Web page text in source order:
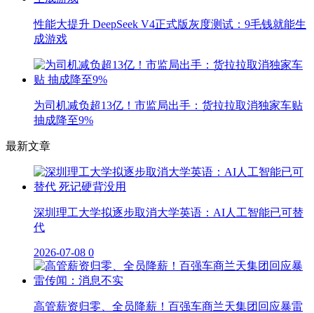
性能大提升 DeepSeek V4正式版灰度测试：9毛钱就能生
成游戏
为司机减负超13亿！市监局出手：货拉拉取消独家车贴
抽成降至9%
最新文章
深圳理工大学拟逐步取消大学英语：AI人工智能已可替
代
2026-07-08 0
高管薪资归零、全员降薪！百强车商兰天集团回应暴雷